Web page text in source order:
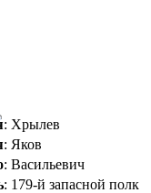
: Хрылев
: Яков
: Васильевич
: 179-й запасной полк